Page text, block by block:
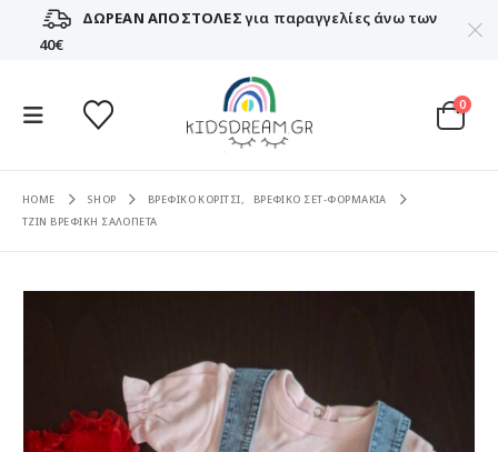
ΔΩΡΕΑΝ ΑΠΟΣΤΟΛΕΣγια παραγγελίες άνω των
40€
0
HOME SHOP ΒΡΕΦΙΚΟ ΚΟΡΙΤΣΙ,
ΒΡΕΦΙΚΟ ΣΕΤ-ΦΟΡΜΑΚΙΑ
ΤΖΙΝ ΒΡΕΦΙΚΗ ΣΑΛΟΠΕΤΑ